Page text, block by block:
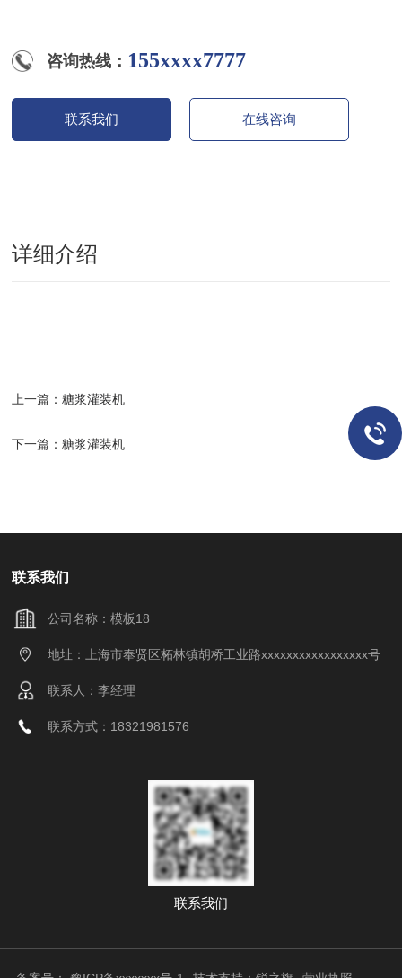
咨询热线： 155xxxx7777
联系我们 在线咨询
详细介绍
上一篇：糖浆灌装机
下一篇：糖浆灌装机
联系我们
公司名称：模板18
地址：上海市奉贤区柘林镇胡桥工业路xxxxxxxxxxxxxxxxx号
联系人：李经理
联系方式：18321981576
联系我们